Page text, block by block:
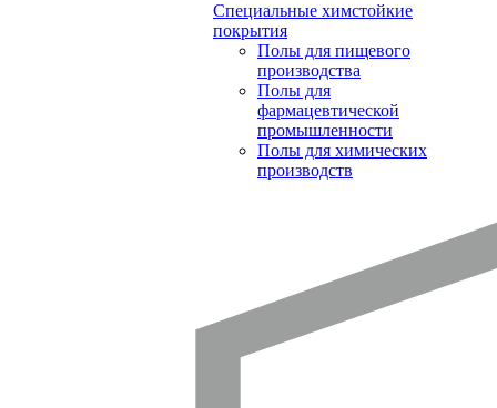
Специальные химстойкие
покрытия
Полы для пищевого
производства
Полы для
фармацевтической
промышленности
Полы для химических
производств